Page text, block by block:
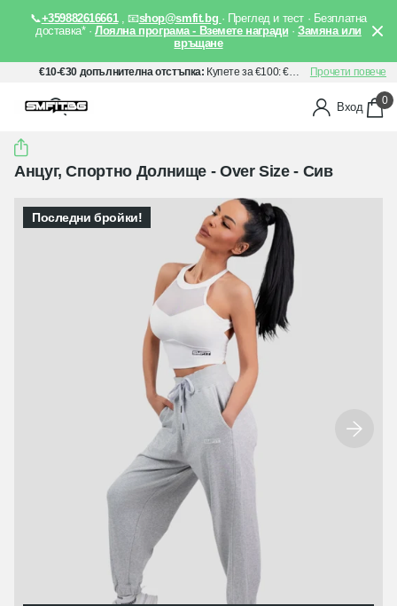
📞+359882616661 , 📧shop@smfit.bg · Преглед и тест · Безплатна
доставка* ·Лоялна програма - Вземете награди ·Замяна или
връщане
€10-€30 допълнителна отстъпка: Купете за €100: €10 отстъпка, Купете за €150: €20 отстъпка, Купете за €200: €30 отстъпка. Прилага се автоматично след добавяне на артикули в количката Ви. Прочети повече
Вход 0
Анцуг, Спортно Долнище - Over Size - Сив
Последни бройки!